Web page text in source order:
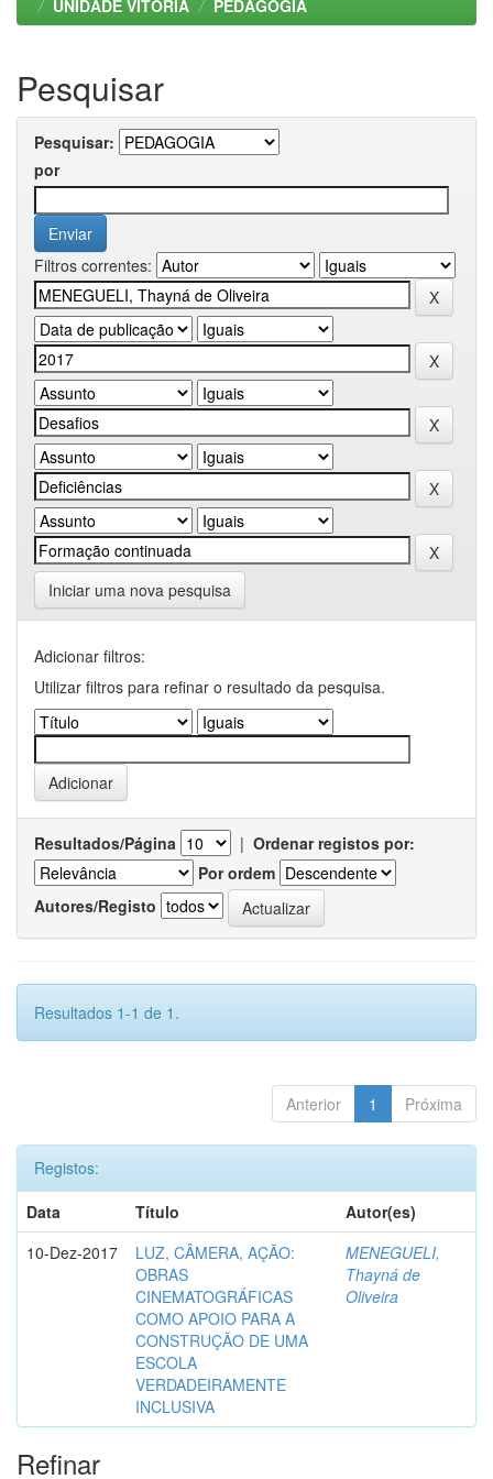
UNIDADE VITORIA
PEDAGOGIA
Pesquisar
Pesquisar:
por
Filtros correntes:
Iniciar uma nova pesquisa
Adicionar filtros:
Utilizar filtros para refinar o resultado da pesquisa.
Resultados/Página | Ordenar registos por:
Por ordem
Autores/Registo
Resultados 1-1 de 1.
Anterior 1 Próxima
Registos:
Data
Título
Autor(es)
10-Dez-2017
LUZ, CÂMERA, AÇÃO:
OBRAS
CINEMATOGRÁFICAS
COMO APOIO PARA A
CONSTRUÇÃO DE UMA
ESCOLA
VERDADEIRAMENTE
INCLUSIVA
MENEGUELI,
Thayná de
Oliveira
Refinar